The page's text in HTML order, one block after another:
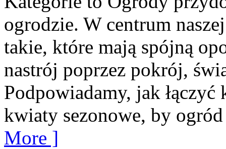
ogrodzie. W centrum
takie, które mają spójną
nastrój poprzez pokrój,
Podpowiadamy, jak
kwiaty sezonowe, by
More ]